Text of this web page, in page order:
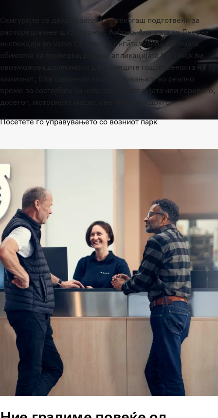
Осигурајте се дека возилата се секогаш подготвени за
распоредување што е можно побрзо. Алатката за Дневна
инспекција во Volvo Connect ја дигитализира дневната
обиколка за проверка, додека апликацијата My Truck ви
овозможува далечински да ја следите подготвеноста на
камионот, благодарение на известувањата во реално
време за состојбата за нивоата на батеријата или горивото,
досегот, моторното масло, светилките и друго.
Посетете го управувањето со возниот парк